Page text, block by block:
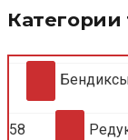
Категории
58